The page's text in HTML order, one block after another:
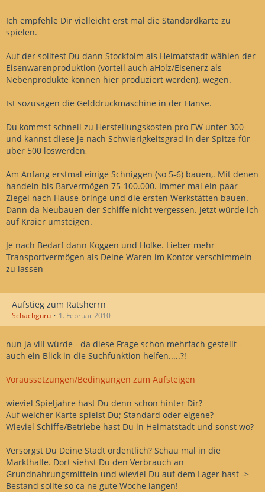
Ich empfehle Dir vielleicht erst mal die Standardkarte zu
spielen.
Auf der solltest Du dann Stockfolm als Heimatstadt wählen der
Eisenwarenproduktion (vorteil auch aHolz/Eisenerz als
Nebenprodukte können hier produziert werden). wegen.
Ist sozusagen die Gelddruckmaschine in der Hanse.
Du kommst schnell zu Herstellungskosten pro EW unter 300
und kannst diese je nach Schwierigkeitsgrad in der Spitze für
über 500 loswerden,
Am Anfang erstmal einige Schniggen (so 5-6) bauen,. Mit denen
handeln bis Barvermögen 75-100.000. Immer mal ein paar
Ziegel nach Hause bringe und die ersten Werkstätten bauen.
Dann da Neubauen der Schiffe nicht vergessen. Jetzt würde ich
auf Kraier umsteigen.
Je nach Bedarf dann Koggen und Holke. Lieber mehr
Transportvermögen als Deine Waren im Kontor verschimmeln
zu lassen
Aufstieg zum Ratsherrn
Schachguru 1. Februar 2010
nun ja vill würde - da diese Frage schon mehrfach gestellt -
auch ein Blick in die Suchfunktion helfen.....?!
Voraussetzungen/Bedingungen zum Aufsteigen
wieviel Spieljahre hast Du denn schon hinter Dir?
Auf welcher Karte spielst Du; Standard oder eigene?
Wieviel Schiffe/Betriebe hast Du in Heimatstadt und sonst wo?
Versorgst Du Deine Stadt ordentlich? Schau mal in die
Markthalle. Dort siehst Du den Verbrauch an
Grundnahrungsmitteln und wieviel Du auf dem Lager hast ->
Bestand sollte so ca ne gute Woche langen!